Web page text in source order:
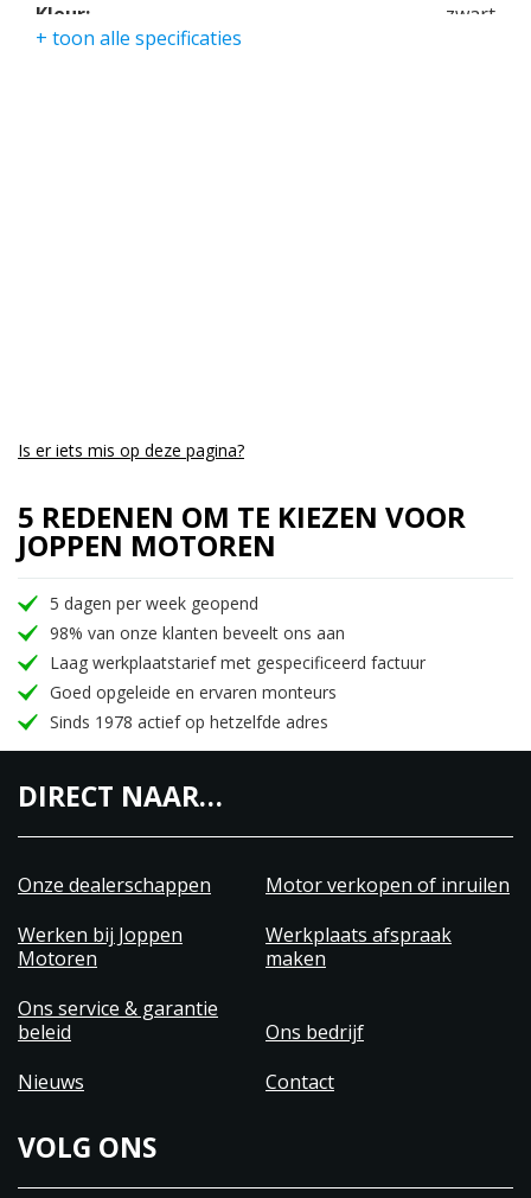
Kleur:
zwart
+ toon alle specificaties
Is er iets mis op deze pagina?
5 REDENEN OM TE KIEZEN VOOR
JOPPEN MOTOREN
5 dagen per week geopend
98% van onze klanten beveelt ons aan
Laag werkplaatstarief met gespecificeerd factuur
Goed opgeleide en ervaren monteurs
Sinds 1978 actief op hetzelfde adres
DIRECT NAAR…
Onze dealerschappen
Motor verkopen of inruilen
Werken bij Joppen
Motoren
Werkplaats afspraak
maken
Ons service & garantie
beleid
Ons bedrijf
Nieuws
Contact
VOLG ONS